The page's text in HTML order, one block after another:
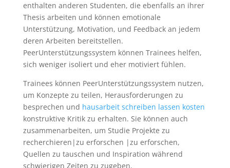
enthalten anderen Studenten, die ebenfalls an ihrer
Thesis arbeiten und können emotionale
Unterstützung, Motivation, und Feedback an jedem
deren Arbeiten bereitstellen.
PeerUnterstützungssystem können Trainees helfen,
sich weniger isoliert und eher motiviert fühlen.
Trainees können PeerUnterstützungssystem nutzen,
um Konzepte zu teilen, Herausforderungen zu
besprechen und hausarbeit schreiben lassen kosten
konstruktive Kritik zu erhalten. Sie können auch
zusammenarbeiten, um Studie Projekte zu
recherchieren|zu erforschen |zu erforschen,
Quellen zu tauschen und Inspiration während
schwierigen Zeiten zu zugeben.